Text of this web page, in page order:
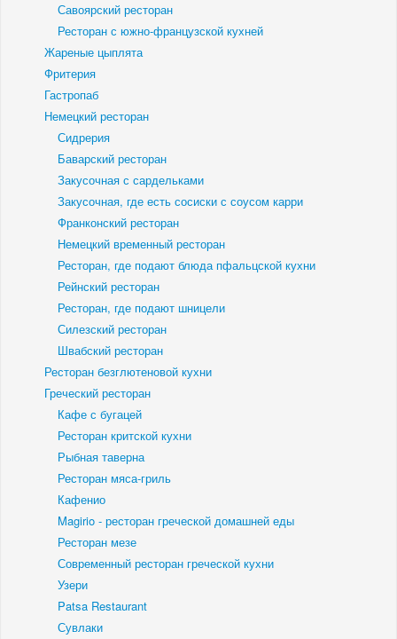
Савоярский ресторан
Ресторан с южно-французской кухней
Жареные цыплята
Фритерия
Гастропаб
Немецкий ресторан
Сидрерия
Баварский ресторан
Закусочная с сардельками
Закусочная, где есть сосиски с соусом карри
Франконский ресторан
Немецкий временный ресторан
Ресторан, где подают блюда пфальцской кухни
Рейнский ресторан
Ресторан, где подают шницели
Силезский ресторан
Швабский ресторан
Ресторан безглютеновой кухни
Греческий ресторан
Кафе с бугацей
Ресторан критской кухни
Рыбная таверна
Ресторан мяса-гриль
Кафенио
Magirio - ресторан греческой домашней еды
Ресторан мезе
Современный ресторан греческой кухни
Узери
Patsa Restaurant
Сувлаки